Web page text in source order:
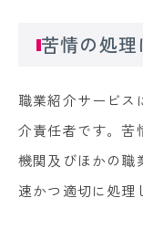
苦情の処
職業紹介サービス
介責任者です。苦
機関及びほかの職
速かつ適切に処理